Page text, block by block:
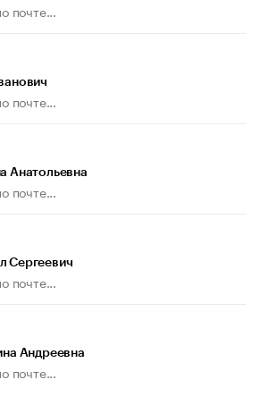
почте...
почте...
Анатольевна
почте...
Сергеевич
почте...
Андреевна
почте...